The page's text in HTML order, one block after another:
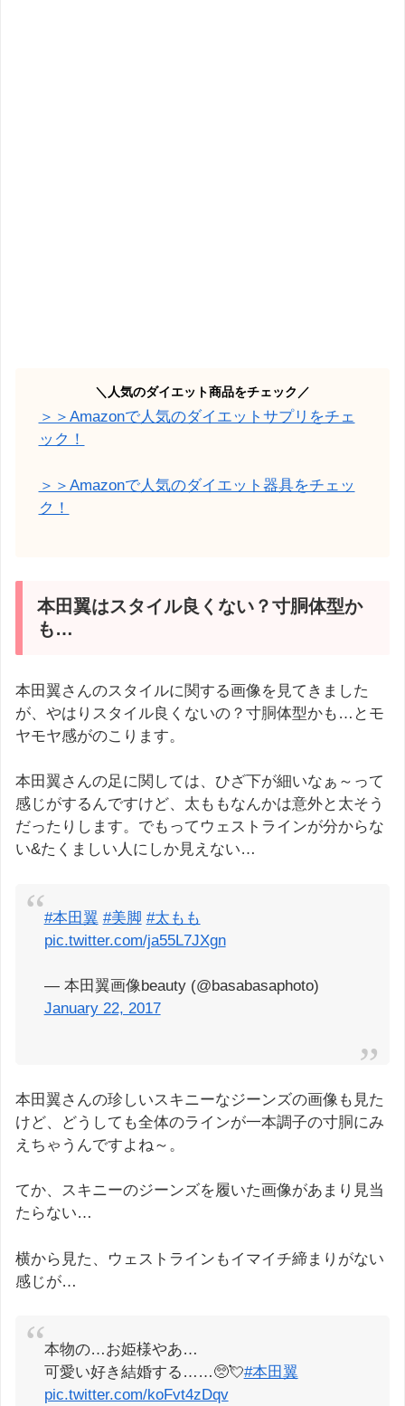
＼人気のダイエット商品をチェック／
＞＞Amazonで人気のダイエットサプリをチェ
ック！
＞＞Amazonで人気のダイエット器具をチェッ
ク！
本田翼はスタイル良くない？寸胴体型か
も…
本田翼さんのスタイルに関する画像を見てきました
が、やはりスタイル良くないの？寸胴体型かも…とモ
ヤモヤ感がのこります。
本田翼さんの足に関しては、ひざ下が細いなぁ～って
感じがするんですけど、太ももなんかは意外と太そう
だったりします。でもってウェストラインが分からな
い&たくましい人にしか見えない…
#本田翼 #美脚 #太もも
pic.twitter.com/ja55L7JXgn
— 本田翼画像beauty (@basabasaphoto)
January 22, 2017
本田翼さんの珍しいスキニーなジーンズの画像も見た
けど、どうしても全体のラインが一本調子の寸胴にみ
えちゃうんですよね～。
てか、スキニーのジーンズを履いた画像があまり見当
たらない…
横から見た、ウェストラインもイマイチ締まりがない
感じが…
本物の…お姫様やあ…
可愛い好き結婚する……🥺💘#本田翼
pic.twitter.com/koFvt4zDqv